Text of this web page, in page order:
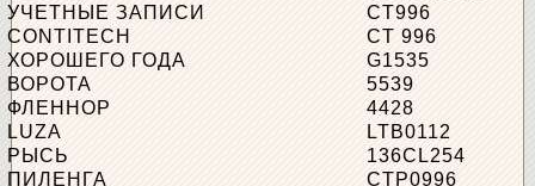
УЧЕТНЫЕ ЗАПИСИ
CT996
CONTITECH
CT 996
ХОРОШЕГО ГОДА
G1535
ВОРОТА
5539
ФЛЕННОР
4428
LUZA
LTB0112
РЫСЬ
136CL254
ПИЛЕНГА
CTP0996